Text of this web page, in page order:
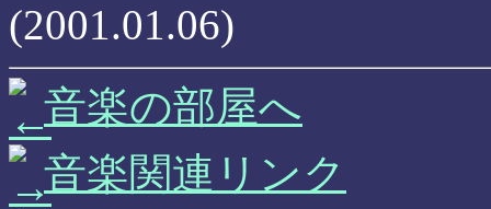
(2001.01.06)
音楽の部屋へ
音楽関連リンク